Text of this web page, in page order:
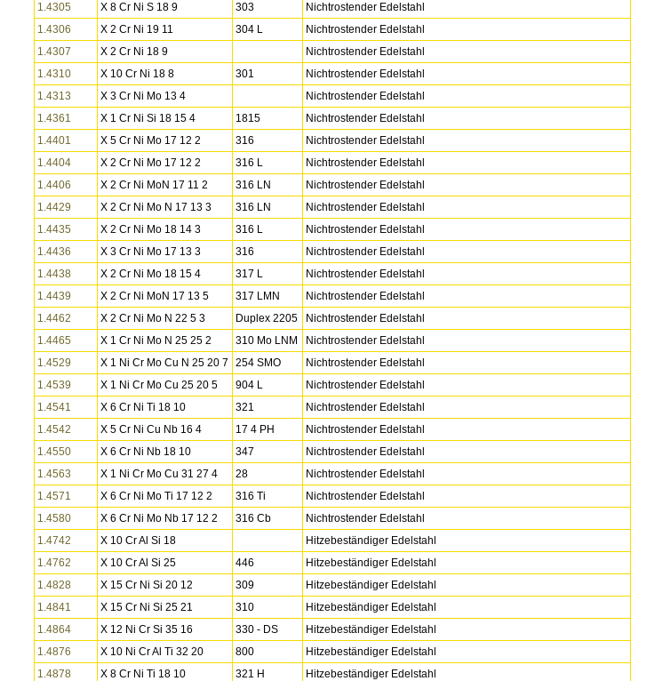
1.4305
X 8 Cr Ni S 18 9 303
Nichtrostender Edelstahl
1.4306
X 2 Cr Ni 19 11 304 L
Nichtrostender Edelstahl
1.4307
X 2 Cr Ni 18 9
Nichtrostender Edelstahl
1.4310
X 10 Cr Ni 18 8 301
Nichtrostender Edelstahl
1.4313
X 3 Cr Ni Mo 13 4
Nichtrostender Edelstahl
1.4361
X 1 Cr Ni Si 18 15 4 1815
Nichtrostender Edelstahl
1.4401
X 5 Cr Ni Mo 17 12 2 316
Nichtrostender Edelstahl
1.4404
X 2 Cr Ni Mo 17 12 2 316 L
Nichtrostender Edelstahl
1.4406
X 2 Cr Ni MoN 17 11 2 316 LN
Nichtrostender Edelstahl
1.4429
X 2 Cr Ni Mo N 17 13 3 316 LN
Nichtrostender Edelstahl
1.4435
X 2 Cr Ni Mo 18 14 3 316 L
Nichtrostender Edelstahl
1.4436
X 3 Cr Ni Mo 17 13 3 316
Nichtrostender Edelstahl
1.4438
X 2 Cr Ni Mo 18 15 4 317 L
Nichtrostender Edelstahl
1.4439
X 2 Cr Ni MoN 17 13 5 317 LMN
Nichtrostender Edelstahl
1.4462
X 2 Cr Ni Mo N 22 5 3 Duplex 2205
Nichtrostender Edelstahl
1.4465
X 1 Cr Ni Mo N 25 25 2 310 Mo LNM
Nichtrostender Edelstahl
1.4529
X 1 Ni Cr Mo Cu N 25 20 7 254 SMO
Nichtrostender Edelstahl
1.4539
X 1 Ni Cr Mo Cu 25 20 5 904 L
Nichtrostender Edelstahl
1.4541
X 6 Cr Ni Ti 18 10 321
Nichtrostender Edelstahl
1.4542
X 5 Cr Ni Cu Nb 16 4 17 4 PH
Nichtrostender Edelstahl
1.4550
X 6 Cr Ni Nb 18 10 347
Nichtrostender Edelstahl
1.4563
X 1 Ni Cr Mo Cu 31 27 4 28
Nichtrostender Edelstahl
1.4571
X 6 Cr Ni Mo Ti 17 12 2 316 Ti
Nichtrostender Edelstahl
1.4580
X 6 Cr Ni Mo Nb 17 12 2 316 Cb
Nichtrostender Edelstahl
1.4742
X 10 Cr Al Si 18
Hitzebeständiger Edelstahl
1.4762
X 10 Cr Al Si 25 446
Hitzebeständiger Edelstahl
1.4828
X 15 Cr Ni Si 20 12 309
Hitzebeständiger Edelstahl
1.4841
X 15 Cr Ni Si 25 21 310
Hitzebeständiger Edelstahl
1.4864
X 12 Ni Cr Si 35 16 330 - DS
Hitzebeständiger Edelstahl
1.4876
X 10 Ni Cr Al Ti 32 20 800
Hitzebeständiger Edelstahl
1.4878
X 8 Cr Ni Ti 18 10 321 H
Hitzebeständiger Edelstahl